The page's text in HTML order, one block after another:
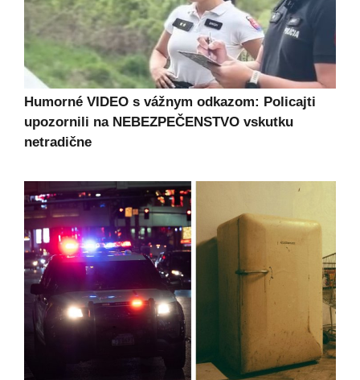
Humorné VIDEO s vážnym odkazom: Policajti
upozornili na NEBEZPEČENSTVO vskutku
netradične